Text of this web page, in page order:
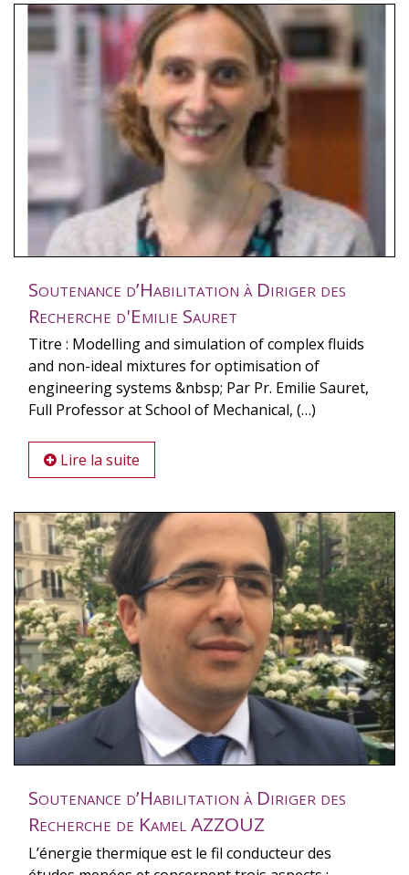
Soutenance d’Habilitation à Diriger des
Recherche d'Emilie Sauret
Titre : Modelling and simulation of complex fluids
and non-ideal mixtures for optimisation of
engineering systems &nbsp; Par Pr. Emilie Sauret,
Full Professor at School of Mechanical, (…)
Lire la suite
Soutenance d’Habilitation à Diriger des
Recherche de Kamel AZZOUZ
L’énergie thermique est le fil conducteur des